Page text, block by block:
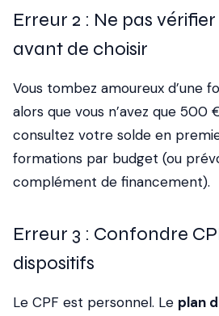
Erreur 2 : Ne pas
avant de choisir
Vous tombez amoureux d’une
alors que vous n’avez que 500
consultez votre solde en
formations par budget (ou
complément de financement).
Erreur 3 : Confondre
dispositifs
Le CPF est personnel. Le plan